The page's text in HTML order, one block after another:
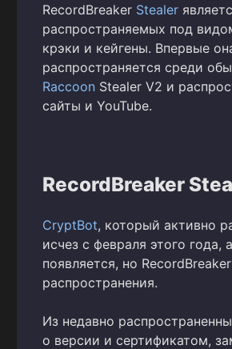
RecordBreaker Stealer
распространяемых под
крэки и кейгены. Впервые
распространяется среди
Raccoon Stealer V2 и
сайты и YouTube.
RecordBreaker
CryptBot, который активно
исчез с февраля этого
появляется, но
распространения.
Из недавно
о версии и сертификатом,